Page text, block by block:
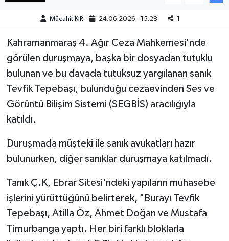
Mücahit KIR 24.06.2026 - 15:28 1
Kahramanmaraş 4. Ağır Ceza Mahkemesi'nde
görülen duruşmaya, başka bir dosyadan tutuklu
bulunan ve bu davada tutuksuz yargılanan sanık
Tevfik Tepebaşı, bulunduğu cezaevinden Ses ve
Görüntü Bilişim Sistemi (SEGBİS) aracılığıyla
katıldı.
Duruşmada müşteki ile sanık avukatları hazır
bulunurken, diğer sanıklar duruşmaya katılmadı.
Tanık Ç.K, Ebrar Sitesi'ndeki yapıların muhasebe
işlerini yürüttüğünü belirterek, "Burayı Tevfik
Tepebaşı, Atilla Öz, Ahmet Doğan ve Mustafa
Timurbanga yaptı. Her biri farklı bloklarla
Yaşam
KAHRAMANMARAŞ